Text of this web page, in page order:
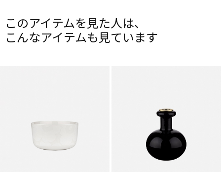
このアイテムを見た人は、
こんなアイテムも見ています